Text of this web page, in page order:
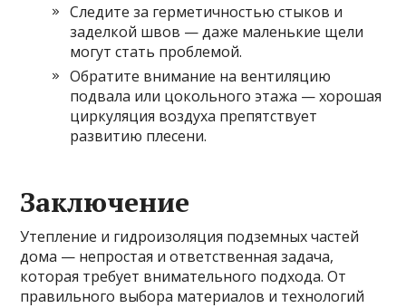
Следите за герметичностью стыков и
заделкой швов — даже маленькие щели
могут стать проблемой.
Обратите внимание на вентиляцию
подвала или цокольного этажа — хорошая
циркуляция воздуха препятствует
развитию плесени.
Заключение
Утепление и гидроизоляция подземных частей
дома — непростая и ответственная задача,
которая требует внимательного подхода. От
правильного выбора материалов и технологий